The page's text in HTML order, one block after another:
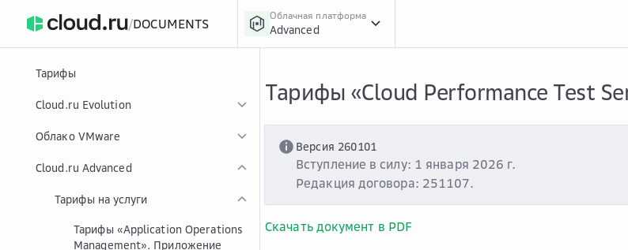
/DOCUMENTS
Облачная платформа
Advanced
Тарифы
Cloud.ru Evolution
Облако VMware
Cloud.ru Advanced
Тарифы на услуги
Тарифы «Application Operations
Management». Приложение
Тарифы «Cloud Performance Test
Версия 260101
Вступление в силу: 1 января 2026 г.
Редакция договора: 251107.
Скачать документ в PDF